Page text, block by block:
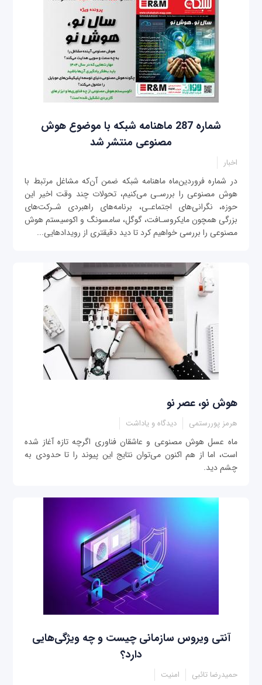
شماره 287 ماهنامه شبکه با موضوع هوش
مصنوعی منتشر شد
اخبار
در شماره فروردین‌ماه ماهنامه شبکه ضمن آن‌كه مشاغل مرتبط با
هوش مصنوعى را بررسـى مى‌كنيم، تحولات چند وقت اخير اين
حوزه، نگرانى‌هاى اجتماعـى، برنامه‌هاى راهبردى شـركت‌هاى
بزرگى همچون مايكروسـافت، گوگل، سامسونگ و اكوسيستم هوش
مصنوعى را بررسى خواهيم كرد تا ديد دقيقترى از رویدادهایی...
هوش نو، عصر نو
هرمز پوررستمی دیدگاه و یاداشت
ماه عسل هوش مصنوعی و عاشقان فناوری اگرچه تازه آغاز شده
است، اما از هم اکنون می‌توان نتایج این پیوند را تا حدودی به
چشم دید.
آنتی ویروس سازمانی چیست و چه ویژگی‌هایی
دارد؟
حمیدرضا تائبی امنیت